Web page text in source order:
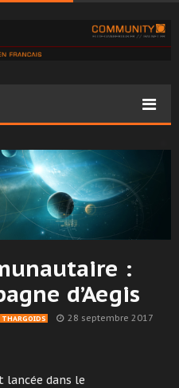
:
d’Aegis
THARGOIDS
28 septembre 2017
lancée dans le